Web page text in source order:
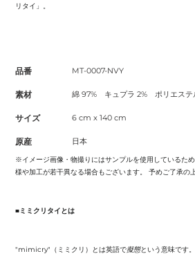
リタイ」。
品番 MT-0007-NVY
素材 綿 97% キュプラ 2% ポリエステ
サイズ 6 cm x 140 cm
原産 日本
※イメージ画像・物撮りにはサンプルを使用しているた
様や加工が若干異なる場合もございます。 予めご了承の
■ミミクリタイとは
"mimicry"（ミミクリ）とは英語で擬態という意味です。